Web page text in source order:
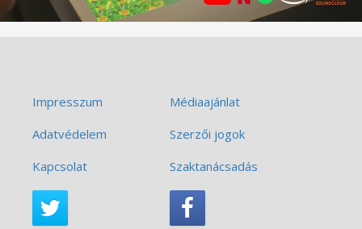
Impresszum
Médiaajánlat
Adatvédelem
Szerzői jogok
Kapcsolat
Szaktanácsadás